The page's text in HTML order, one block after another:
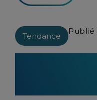
Tendance
Publié